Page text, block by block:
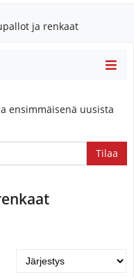
ja renkaat
ensimmäisenä uusista